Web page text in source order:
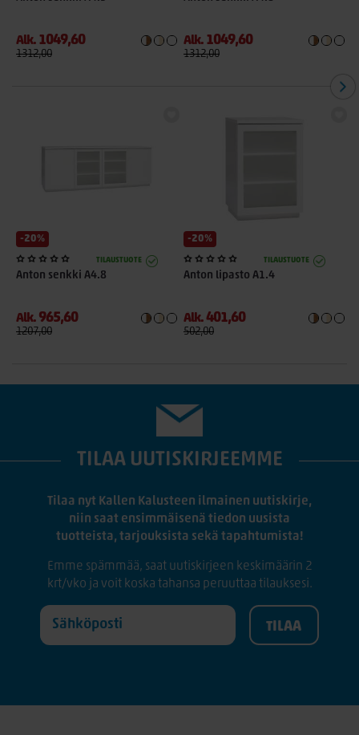
Alk. 1049,60
1312,00
Alk. 1049,60
1312,00
-20%
TILAUSTUOTE
Anton senkki A4.8
Alk. 965,60
1207,00
-20%
TILAUSTUOTE
Anton lipasto A1.4
Alk.401,60
502,00
TILAA UUTISKIRJEEMME
Tilaa nyt Kallen Kalusteen ilmainen uutiskirje,
niin saat ensimmäisenä tiedon uusista
tuotteista, tarjouksista sekä tapahtumista!
Emme spämmää, saat uutiskirjeen keskimäärin 2
krt/vko ja voit koska tahansa peruuttaa tilauksesi.